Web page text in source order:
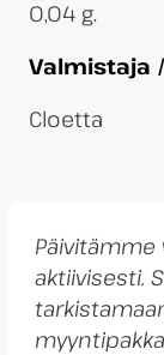
0,04 g.
Valmistaja
Cloetta
aktiivisesti.